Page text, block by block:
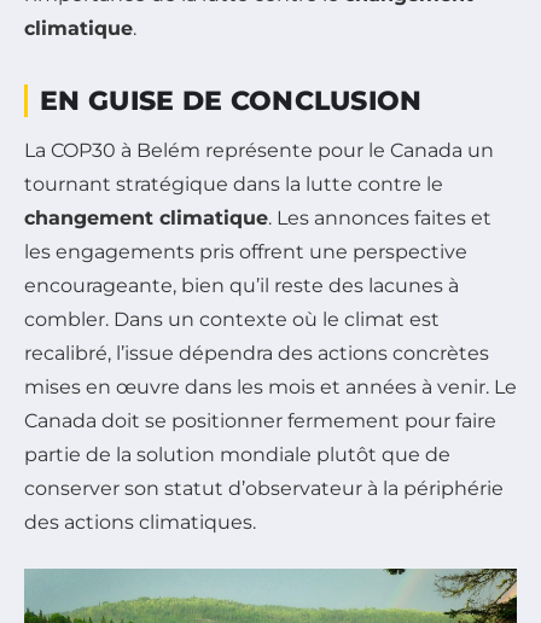
climatique.
EN GUISE DE CONCLUSION
La COP30 à Belém représente pour le Canada un
tournant stratégique dans la lutte contre le
changement climatique. Les annonces faites et
les engagements pris offrent une perspective
encourageante, bien qu’il reste des lacunes à
combler. Dans un contexte où le climat est
recalibré, l’issue dépendra des actions concrètes
mises en œuvre dans les mois et années à venir. Le
Canada doit se positionner fermement pour faire
partie de la solution mondiale plutôt que de
conserver son statut d’observateur à la périphérie
des actions climatiques.